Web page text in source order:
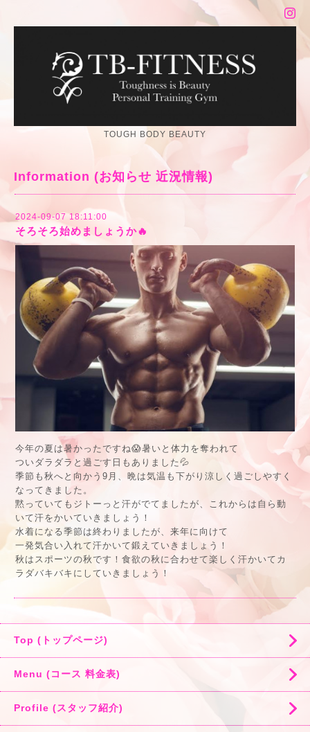
TOUGH BODY BEAUTY
Information (お知らせ 近況情報)
2024-09-07 18:11:00
そろそろ始めましょうか🔥
今年の夏は暑かったですね😱暑いと体力を奪われて
ついダラダラと過ごす日もありました💦
季節も秋へと向かう9月、晩は気温も下がり涼しく過ごしやすく
なってきました。
黙っていてもジトーっと汗がでてましたが、これからは自ら動
いて汗をかいていきましょう！
水着になる季節は終わりましたが、来年に向けて
一発気合い入れて汗かいて鍛えていきましょう！
秋はスポーツの秋です！食欲の秋に合わせて楽しく汗かいてカ
ラダバキバキにしていきましょう！
Top (トップページ)
Menu (コース 料金表)
Profile (スタッフ紹介)